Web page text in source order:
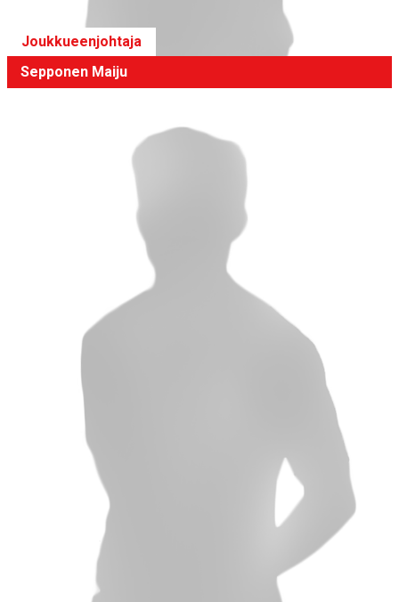
Joukkueenjohtaja
Sepponen Maiju